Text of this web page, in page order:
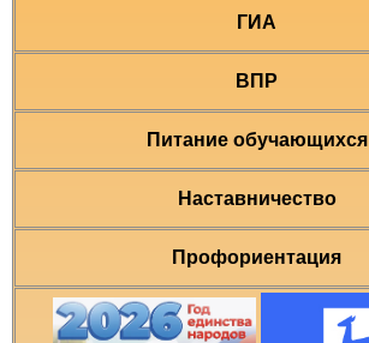
ГИА
ВПР
Питание обучающихся
Наставничество
Профориентация